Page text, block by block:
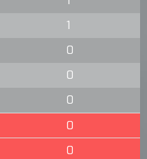
1
0
0
0
0
0